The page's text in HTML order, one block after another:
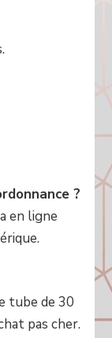
?
en ligne
tube de 30
pas cher.